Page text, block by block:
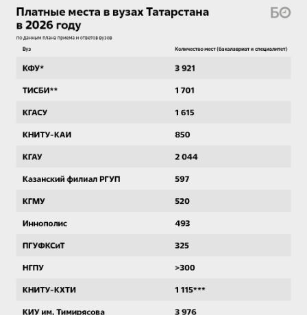
— бизнес-информатика,
— торговое дело,
— жилищное хозяйство и коммунальная
инфраструктура,
— юриспруденция,
— зарубежное регионоведение,
— международные отношения,
— публичная политика и социальные науки,